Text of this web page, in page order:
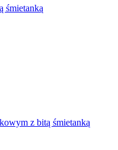
śmietanką
z bitą śmietanką